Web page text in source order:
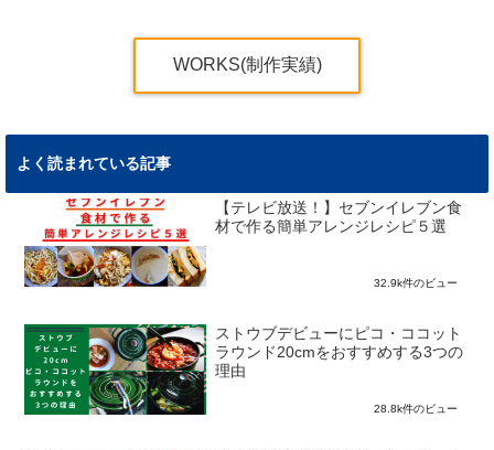
WORKS(制作実績)
よく読まれている記事
【テレビ放送！】セブンイレブン食
材で作る簡単アレンジレシピ５選
32.9k件のビュー
ストウブデビューにピコ・ココット
ラウンド20cmをおすすめする3つの
理由
28.8k件のビュー